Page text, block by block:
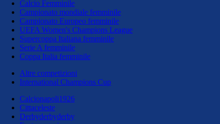
Calcio Femminile
Campionato mondiale femminile
Campionato Europeo femminile
UEFA Women's Champions League
Supercoppa Italiana femminile
Serie A femminile
Coppa Italia femminile
Altre competizioni
International Champions Cup
Calcionapoli1926
Cittaceleste
Derbyderbyderby